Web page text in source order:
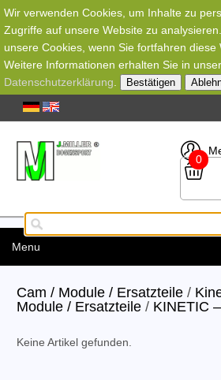
Wir verwenden Cookies, um Inhalte zu
Zugriffe auf unsere Website zu
unsere Cookies, wenn Sie fortfahren diese
Weitere Informationen erhalten Sie in
Datenschutzerklärung
Bestätigen
0
Menu
Cam / Module / Ersatzteile /
Module / Ersatzteile / KINETIC
Keine Artikel gefunden.